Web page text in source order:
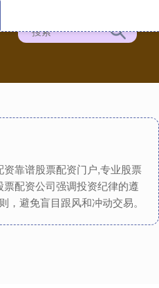
靠谱股票配资门户,专业股票
配资公司强调投资纪律的遵
避免盲目跟风和冲动交易。